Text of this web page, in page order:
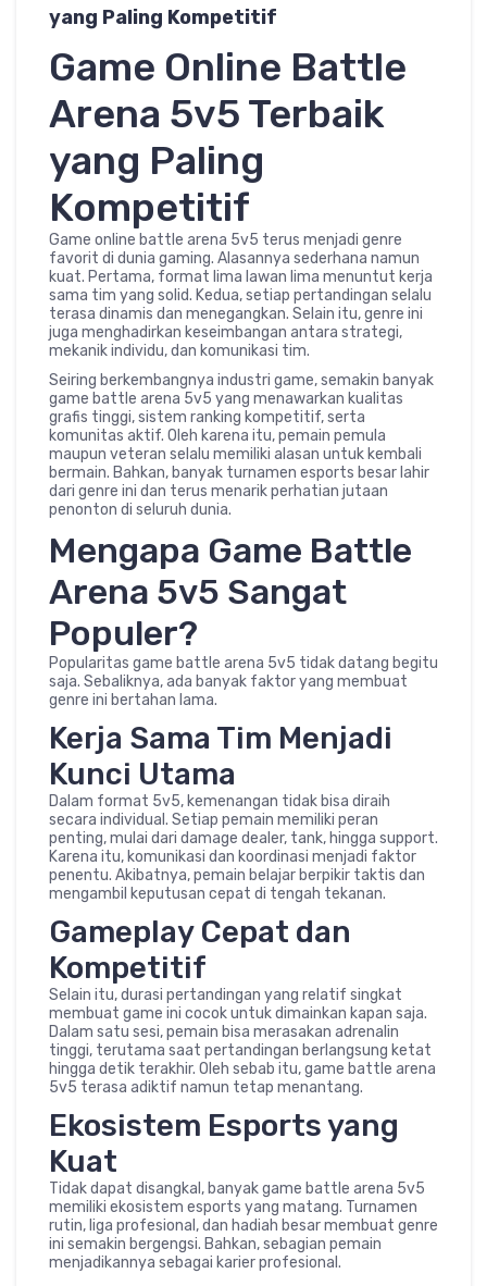
yang Paling Kompetitif
Game Online Battle
Arena 5v5 Terbaik
yang Paling
Kompetitif
Game online battle arena 5v5 terus menjadi genre
favorit di dunia gaming. Alasannya sederhana namun
kuat. Pertama, format lima lawan lima menuntut kerja
sama tim yang solid. Kedua, setiap pertandingan selalu
terasa dinamis dan menegangkan. Selain itu, genre ini
juga menghadirkan keseimbangan antara strategi,
mekanik individu, dan komunikasi tim.
Seiring berkembangnya industri game, semakin banyak
game battle arena 5v5 yang menawarkan kualitas
grafis tinggi, sistem ranking kompetitif, serta
komunitas aktif. Oleh karena itu, pemain pemula
maupun veteran selalu memiliki alasan untuk kembali
bermain. Bahkan, banyak turnamen esports besar lahir
dari genre ini dan terus menarik perhatian jutaan
penonton di seluruh dunia.
Mengapa Game Battle
Arena 5v5 Sangat
Populer?
Popularitas game battle arena 5v5 tidak datang begitu
saja. Sebaliknya, ada banyak faktor yang membuat
genre ini bertahan lama.
Kerja Sama Tim Menjadi
Kunci Utama
Dalam format 5v5, kemenangan tidak bisa diraih
secara individual. Setiap pemain memiliki peran
penting, mulai dari damage dealer, tank, hingga support.
Karena itu, komunikasi dan koordinasi menjadi faktor
penentu. Akibatnya, pemain belajar berpikir taktis dan
mengambil keputusan cepat di tengah tekanan.
Gameplay Cepat dan
Kompetitif
Selain itu, durasi pertandingan yang relatif singkat
membuat game ini cocok untuk dimainkan kapan saja.
Dalam satu sesi, pemain bisa merasakan adrenalin
tinggi, terutama saat pertandingan berlangsung ketat
hingga detik terakhir. Oleh sebab itu, game battle arena
5v5 terasa adiktif namun tetap menantang.
Ekosistem Esports yang
Kuat
Tidak dapat disangkal, banyak game battle arena 5v5
memiliki ekosistem esports yang matang. Turnamen
rutin, liga profesional, dan hadiah besar membuat genre
ini semakin bergengsi. Bahkan, sebagian pemain
menjadikannya sebagai karier profesional.